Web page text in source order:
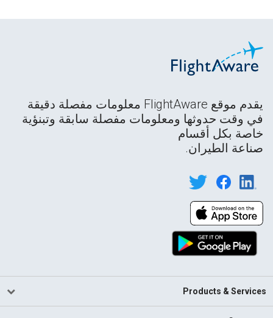
يقدم موقع FlightAware معلومات مفصلة دقيقة
في وقت حدوثها ومعلومات مفصلة سابقة وتبنؤية
خاصة بكل أقسام
صناعة الطيران.
Products & Services